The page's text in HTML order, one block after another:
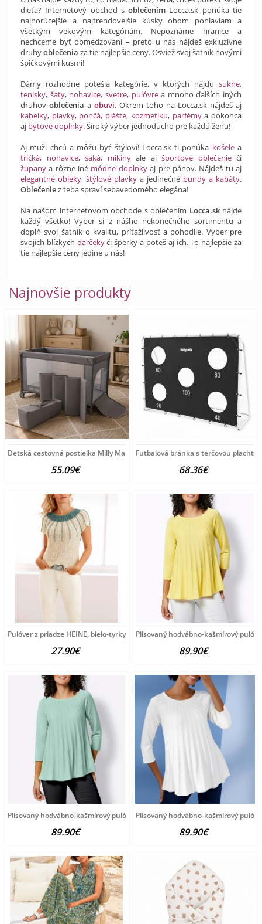
dieťa? Internetový obchod soblečením Locca.sk ponúka tie
najhorúcejšie a najtrendovejšie kúsky obom pohlaviam a
všetkým vekovým kategóriám. Nepoznáme hranice a
nechceme byť obmedzovaní – preto u nás nájdeš exkluzívne
druhyoblečenia za tie najlepšie ceny. Osviež svoj šatník novými
špičkovými kusmi!
Dámy rozhodne potešia kategórie, v ktorých nájdu sukne,
tenisky, šaty, nohavice, svetre, pulóvrea mnoho ďalších iných
druhov oblečenia a obuvi. Okrem toho na Locca.sk nájdeš aj
kabelky, plavky, pončá, plášte, kozmetiku, parfémya dokonca
aj bytové doplnky. Široký výber jednoducho pre každú ženu!
Aj muži chcú a môžu byť štýloví! Locca.sk ti ponúka košelea
tričká, nohavice, saká, mikinyale aj športové oblečenieči
župany a rôzne iné módne doplnkyaj pre pánov. Nájdeš tu aj
elegantné obleky, štýlové plavky a jedinečné bundy a kabáty.
Oblečeniez teba spraví sebavedomého elegána!
Na našom internetovom obchode s oblečením Locca.sknájde
každý všetko! Vyber si z nášho nekonečného sortimentu a
doplň svoj šatník o kvalitu, príťažlivosť a pohodlie. Vyber pre
svojich blízkych darčekyči šperky a poteš aj ich. To najlepšie za
tie najlepšie ceny jedine u nás!
Najnovšie produkty
Detská cestovná postieľka Milly Mally
55.09€
Futbalová bránka s terčovou
68.36€
Pulóver z priadze HEINE, bielo-tyrkysový
27.90€
Plisovaný hodvábno-kašmírový
89.90€
Plisovaný hodvábno-kašmírový pulóver
89.90€
Plisovaný hodvábno-kašmírový
89.90€